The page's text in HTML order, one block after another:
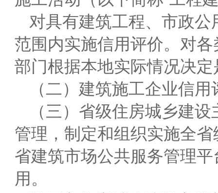
对具有建筑工程、市政
范围内实施信用评价。对
部门根据本地实际情况决
（二）建筑施工企业信
（三）省级住房城乡建
管理，制定和组织实施全
省建筑市场公共服务管理
用。